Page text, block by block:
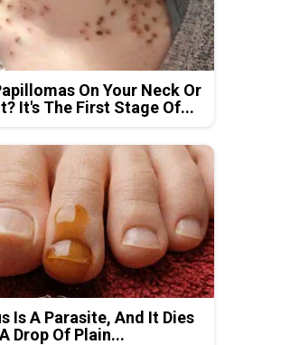
On Your Neck Or
It's The First Stage Of...
Is A Parasite, And It Dies
Drop Of Plain...